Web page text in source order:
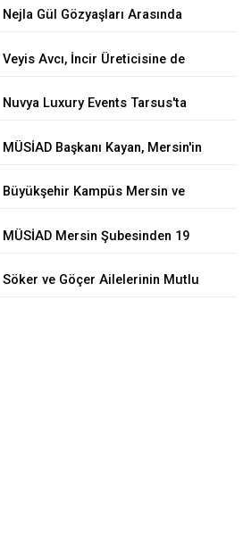
Nejla Gül Gözyaşları Arasında
Veyis Avcı, İncir Üreticisine de
Nuvya Luxury Events Tarsus'ta
MÜSİAD Başkanı Kayan, Mersin'in
Aştığını Açıkladı
Büyükşehir Kampüs Mersin ve
Eğitimlerine Devam Ediliyor
MÜSİAD Mersin Şubesinden 19
Söker ve Göçer Ailelerinin Mutlu